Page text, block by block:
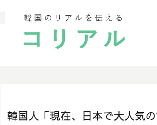
韓国人「現在、日本で大人気